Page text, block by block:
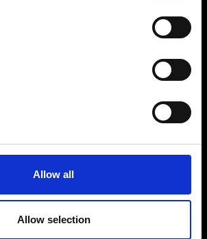
Allow all
Allow selection
Rispondiamo a tutte le tue